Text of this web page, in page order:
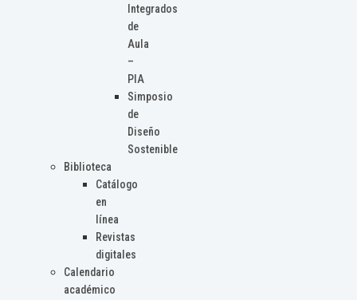
Integrados
de
Aula
–
PIA
Simposio
de
Diseño
Sostenible
Biblioteca
Catálogo
en
línea
Revistas
digitales
Calendario
académico